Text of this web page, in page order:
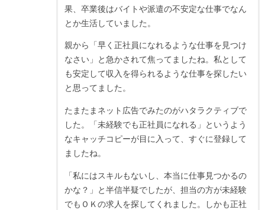
果、卒業後はバイトや派遣の不安定な仕事でなん
とか生活していました。
親から「早く正社員になれるような仕事を見つけ
なさい」と急かされて焦ってましたね。私として
も安定して収入を得られるような仕事を探したい
と思ってました。
たまたまネット広告でみたのがハタラクティブで
した。「未経験でも正社員になれる」というよう
なキャッチコピーが目に入って、すぐに登録して
ましたね。
「私にはスキルもないし、本当に仕事見つかるの
かな？」と半信半疑でしたが、担当の方が未経験
でもＯＫの求人を探してくれました。しかも正社